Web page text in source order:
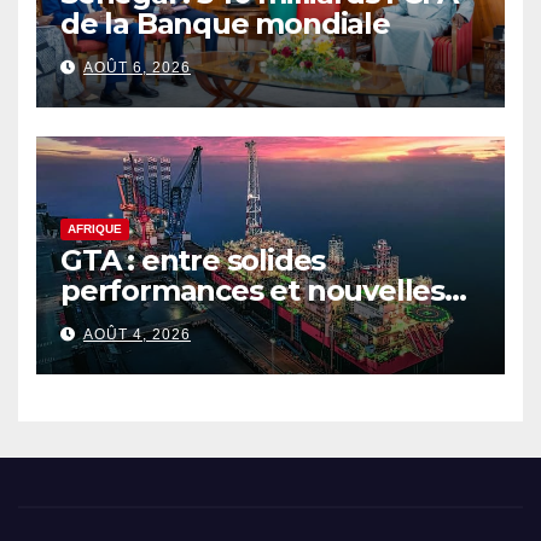
de la Banque mondiale
AOÛT 6, 2026
AFRIQUE
GTA : entre solides
performances et nouvelles
ambitions pour le gaz
sénégalo-mauritanien
AOÛT 4, 2026